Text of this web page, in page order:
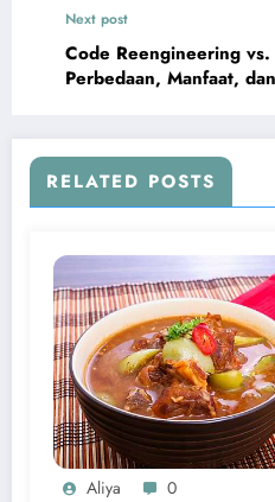
Next post
Code Reengineering
Perbedaan, Manfaat,
RELATED POSTS
Aliya 0